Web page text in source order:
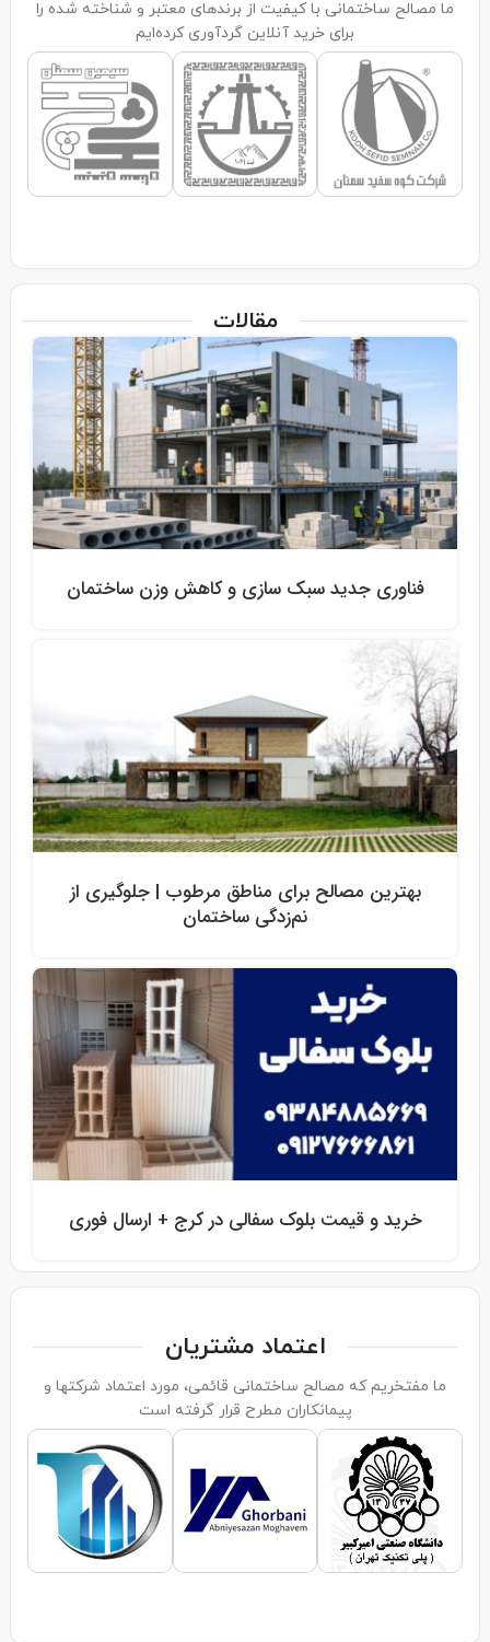
ما مصالح ساختمانی با کیفیت از برندهای معتبر و شناخته شده‌ را
برای خرید آنلاین گردآوری کرده‌ایم
مقالات
فناوری‌ جدید سبک‌ سازی و کاهش وزن ساختمان
بهترین مصالح برای مناطق مرطوب | جلوگیری از
نم‌زدگی ساختمان
خرید و قیمت بلوک سفالی در کرج + ارسال فوری
اعتماد مشتریان
ما مفتخریم که مصالح ساختمانی قائمی، مورد اعتماد شرکتها و
پیمانکاران مطرح قرار گرفته است